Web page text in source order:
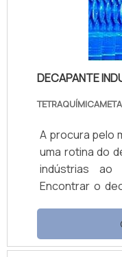
(Eletrostatic
DECAPANTE
A procura pelo
uma rotina do
indústrias
Encontrar o
fabricantes e